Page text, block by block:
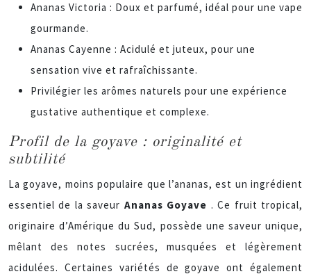
Ananas Victoria : Doux et parfumé, idéal pour une vape
gourmande.
Ananas Cayenne : Acidulé et juteux, pour une
sensation vive et rafraîchissante.
Privilégier les arômes naturels pour une expérience
gustative authentique et complexe.
Profil de la goyave : originalité et
subtilité
La goyave, moins populaire que l’ananas, est un ingrédient
essentiel de la saveur Ananas Goyave . Ce fruit tropical,
originaire d’Amérique du Sud, possède une saveur unique,
mêlant des notes sucrées, musquées et légèrement
acidulées. Certaines variétés de goyave ont également